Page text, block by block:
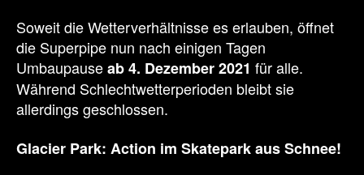
Soweit die Wetterverhältnisse es erlauben, öffnet
die Superpipe nun nach einigen Tagen
Umbaupauseab 4. Dezember 2021 für alle.
Während Schlechtwetterperioden bleibt sie
allerdings geschlossen.
Glacier Park: Action im Skatepark aus Schnee!